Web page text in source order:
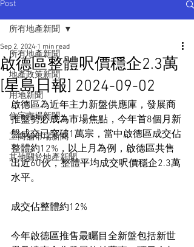
Post
所有地產新聞
地產政策新聞
用地新聞
住宅市場新聞
工商舖市場新聞
其他關於地產新聞
所有地產新聞
啟德區整體呎價穩企2.3萬
[星島日報] 2024-09-02
Sep 2, 2024 1 min read
啟德區為近年主力新盤供應庫，發展商
推盤勢必成為市場焦點，今年首8個月新
盤成交已突破1萬宗，當中啟德區成交佔
整體約12%，以上月為例，啟德區共售
出近60伙，整體平均成交呎價穩企2.3萬
水平。
成交佔整體約12%
今年啟德區推售最矚目全新盤包括新世